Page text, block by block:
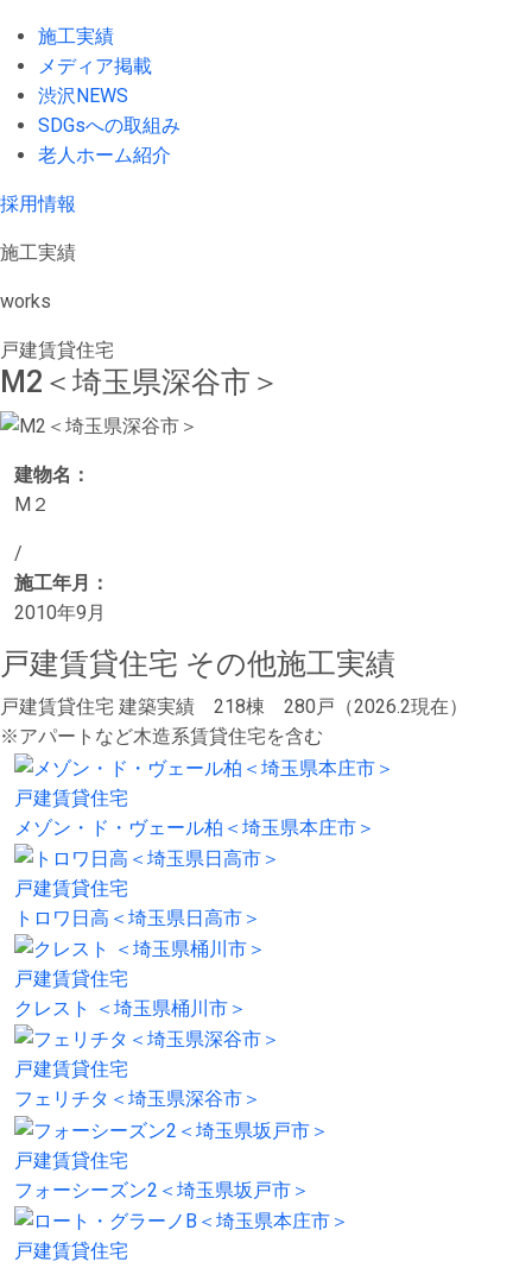
施工実績
メディア掲載
渋沢NEWS
SDGsへの取組み
老人ホーム紹介
採用情報
施工実績
works
戸建賃貸住宅
M2＜埼玉県深谷市＞
建物名：
M２
/
施工年月：
2010年9月
戸建賃貸住宅 その他施工実績
戸建賃貸住宅 建築実績 218棟 280戸（2026.2現在）
※アパートなど木造系賃貸住宅を含む
戸建賃貸住宅
メゾン・ド・ヴェール柏＜埼玉県本庄市＞
戸建賃貸住宅
トロワ日高＜埼玉県日高市＞
戸建賃貸住宅
クレスト ＜埼玉県桶川市＞
戸建賃貸住宅
フェリチタ＜埼玉県深谷市＞
戸建賃貸住宅
フォーシーズン2＜埼玉県坂戸市＞
戸建賃貸住宅